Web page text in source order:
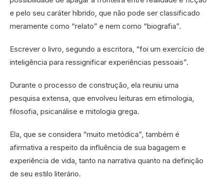
e pelo seu caráter híbrido, que não pode ser classificado
meramente como “relato” e nem como “biografia”.
Escrever o livro, segundo a escritora, “foi um exercício de
inteligência para ressignificar experiências pessoais”.
Durante o processo de construção, ela reuniu uma
pesquisa extensa, que envolveu leituras em etimologia,
filosofia, psicanálise e mitologia grega.
Ela, que se considera “muito metódica”, também é
afirmativa a respeito da influência de sua bagagem e
experiência de vida, tanto na narrativa quanto na definição
de seu estilo literário.